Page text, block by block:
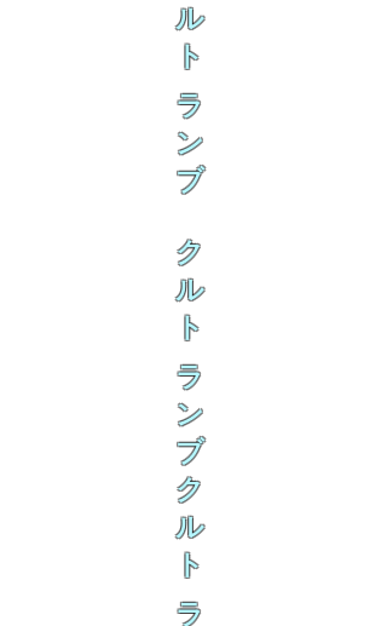
ル
ト
ラ
ン
ブ
ク
ル
ト
ラ
ン
ブ
ク
ル
ト
ラ